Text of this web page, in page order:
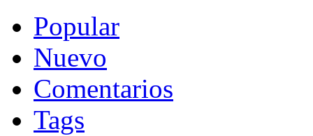
Popular
Nuevo
Comentarios
Tags